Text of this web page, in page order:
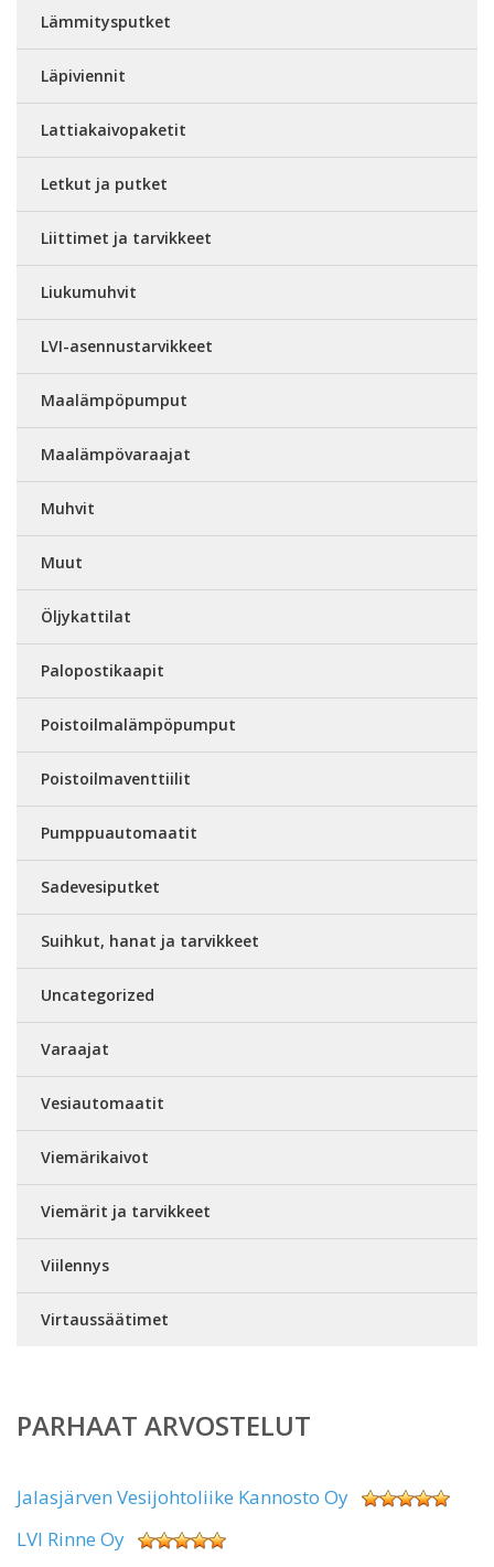
Lämmitysputket
Läpiviennit
Lattiakaivopaketit
Letkut ja putket
Liittimet ja tarvikkeet
Liukumuhvit
LVI-asennustarvikkeet
Maalämpöpumput
Maalämpövaraajat
Muhvit
Muut
Öljykattilat
Palopostikaapit
Poistoilmalämpöpumput
Poistoilmaventtiilit
Pumppuautomaatit
Sadevesiputket
Suihkut, hanat ja tarvikkeet
Uncategorized
Varaajat
Vesiautomaatit
Viemärikaivot
Viemärit ja tarvikkeet
Viilennys
Virtaussäätimet
PARHAAT ARVOSTELUT
Jalasjärven Vesijohtoliike Kannosto Oy
LVI Rinne Oy